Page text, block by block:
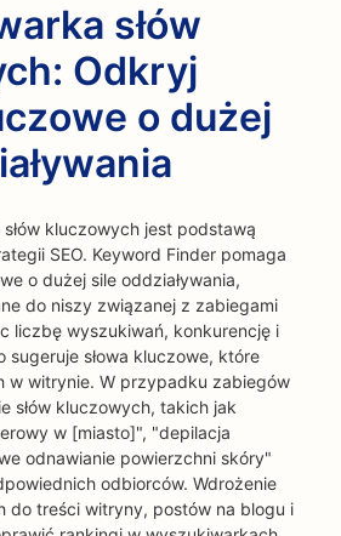
słów
Odkryj
o dużej
kluczowych jest podstawą
SEO. Keyword Finder pomaga
o dużej sile oddziaływania,
do niszy związanej z zabiegami
liczbę wyszukiwań, konkurencję i
słowa kluczowe, które
w witrynie. W przypadku zabiegów
słów kluczowych, takich jak
w [miasto]", "depilacja
odnawianie powierzchni skóry"
odbiorców. Wdrożenie
do treści witryny, postów na blogu i